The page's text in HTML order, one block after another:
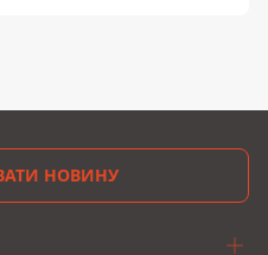
НОВИНУ